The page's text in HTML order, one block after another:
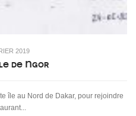
2019
de Ngor
île au Nord de Dakar, pour rejoindre